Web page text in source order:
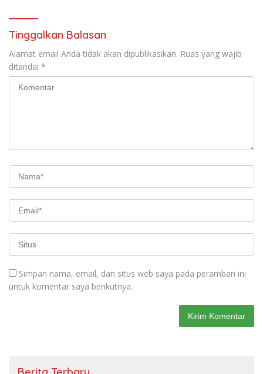
Tinggalkan Balasan
Alamat email Anda tidak akan dipublikasikan. Ruas yang wajib
ditandai *
Simpan nama, email, dan situs web saya pada peramban ini
untuk komentar saya berikutnya.